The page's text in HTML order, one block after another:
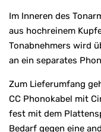
Im Inneren des
aus hochreinem
Tonabnehmers wird
an ein separates
Zum Lieferumfang
CC Phonokabel mit
fest mit dem
Bedarf gegen eine